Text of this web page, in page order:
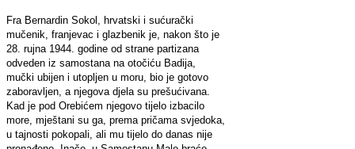
Fra Bernardin Sokol, hrvatski i sućurački
mučenik, franjevac i glazbenik je, nakon što je
28. rujna 1944. godine od strane partizana
odveden iz samostana na otočiću Badija,
mučki ubijen i utopljen u moru, bio je gotovo
zaboravljen, a njegova djela su prešućivana.
Kad je pod Orebićem njegovo tijelo izbacilo
more, mještani su ga, prema pričama svjedoka,
u tajnosti pokopali, ali mu tijelo do danas nije